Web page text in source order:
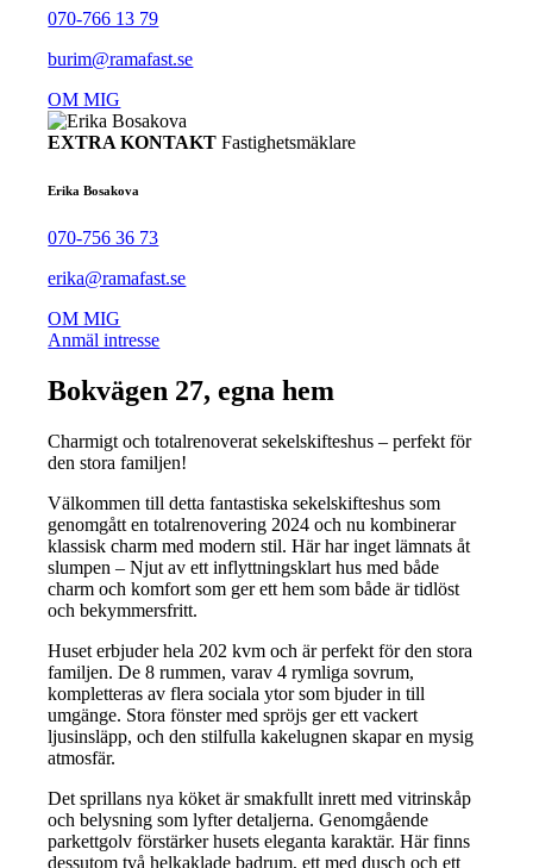
070-766 13 79
burim@ramafast.se
OM MIG
EXTRA KONTAKT Fastighetsmäklare
Erika Bosakova
070-756 36 73
erika@ramafast.se
OM MIG
Anmäl intresse
Bokvägen 27, egna hem
Charmigt och totalrenoverat sekelskifteshus – perfekt för
den stora familjen!
Välkommen till detta fantastiska sekelskifteshus som
genomgått en totalrenovering 2024 och nu kombinerar
klassisk charm med modern stil. Här har inget lämnats åt
slumpen – Njut av ett inflyttningsklart hus med både
charm och komfort som ger ett hem som både är tidlöst
och bekymmersfritt.
Huset erbjuder hela 202 kvm och är perfekt för den stora
familjen. De 8 rummen, varav 4 rymliga sovrum,
kompletteras av flera sociala ytor som bjuder in till
umgänge. Stora fönster med spröjs ger ett vackert
ljusinsläpp, och den stilfulla kakelugnen skapar en mysig
atmosfär.
Det sprillans nya köket är smakfullt inrett med vitrinskåp
och belysning som lyfter detaljerna. Genomgående
parkettgolv förstärker husets eleganta karaktär. Här finns
dessutom två helkaklade badrum, ett med dusch och ett